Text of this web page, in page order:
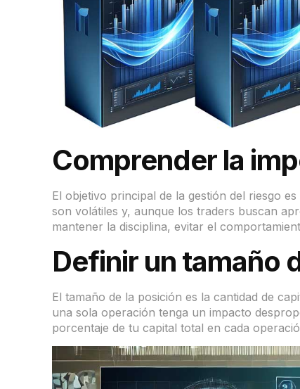
Comprender la
El objetivo principal de la gestión del riesgo
son volátiles y, aunque los traders buscan
mantener la disciplina, evitar el
Definir un tamaño
El tamaño de la posición es la cantidad de
una sola operación tenga un impacto
porcentaje de tu capital total en cada